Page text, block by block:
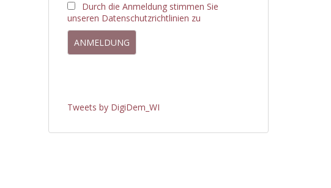
Durch die Anmeldung stimmen Sie
unseren Datenschutzrichtlinien zu
Tweets by DigiDem_WI